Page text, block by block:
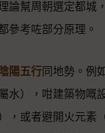
論幫周朝選定都城
參考咗部分原理。
陰陽五行 同地勢。例
水），咁建築物嘅
，或者避開火元素